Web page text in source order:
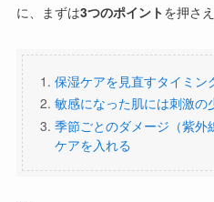
に、まずは3つのポイントを押さ
保湿ケアを見直すタイミン
敏感になった肌には刺激の
季節ごとのダメージ（紫外
ケアを入れる